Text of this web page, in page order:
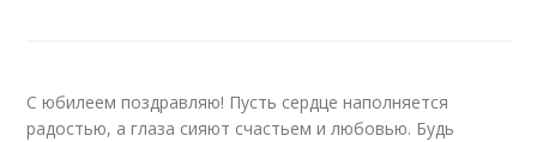
С юбилеем поздравляю! Пусть сердце наполняется
радостью, а глаза сияют счастьем и любовью. Будь